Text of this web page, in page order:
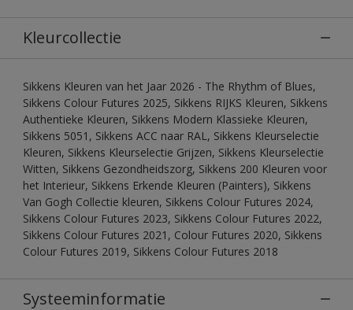
Kleurcollectie
Sikkens Kleuren van het Jaar 2026 - The Rhythm of Blues,
Sikkens Colour Futures 2025, Sikkens RIJKS Kleuren, Sikkens
Authentieke Kleuren, Sikkens Modern Klassieke Kleuren,
Sikkens 5051, Sikkens ACC naar RAL, Sikkens Kleurselectie
Kleuren, Sikkens Kleurselectie Grijzen, Sikkens Kleurselectie
Witten, Sikkens Gezondheidszorg, Sikkens 200 Kleuren voor
het Interieur, Sikkens Erkende Kleuren (Painters), Sikkens
Van Gogh Collectie kleuren, Sikkens Colour Futures 2024,
Sikkens Colour Futures 2023, Sikkens Colour Futures 2022,
Sikkens Colour Futures 2021, Colour Futures 2020, Sikkens
Colour Futures 2019, Sikkens Colour Futures 2018
Systeeminformatie